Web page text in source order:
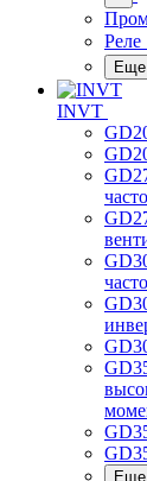
Реле
Еще
INVT
Еще